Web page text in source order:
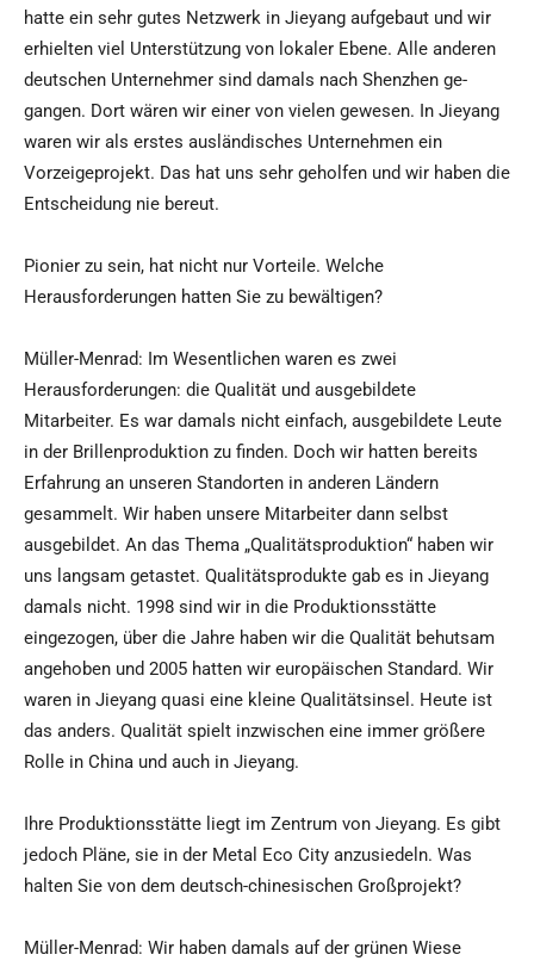
hatte ein sehr gutes Netzwerk in Jieyang aufgebaut und wir
erhielten viel Unterstützung von lokaler Ebene. Alle anderen
deutschen Unternehmer sind damals nach Shenzhen ge-
gangen. Dort wären wir einer von vielen gewesen. In Jieyang
waren wir als erstes ausländisches Unternehmen ein
Vorzeigeprojekt. Das hat uns sehr geholfen und wir haben die
Entscheidung nie bereut.
Pionier zu sein, hat nicht nur Vorteile. Welche
Herausforderungen hatten Sie zu bewältigen?
Müller-Menrad: Im Wesentlichen waren es zwei
Herausforderungen: die Qualität und ausgebildete
Mitarbeiter. Es war damals nicht einfach, ausgebildete Leute
in der Brillenproduktion zu finden. Doch wir hatten bereits
Erfahrung an unseren Standorten in anderen Ländern
gesammelt. Wir haben unsere Mitarbeiter dann selbst
ausgebildet. An das Thema „Qualitätsproduktion“ haben wir
uns langsam getastet. Qualitätsprodukte gab es in Jieyang
damals nicht. 1998 sind wir in die Produktionsstätte
eingezogen, über die Jahre haben wir die Qualität behutsam
angehoben und 2005 hatten wir europäischen Standard. Wir
waren in Jieyang quasi eine kleine Qualitätsinsel. Heute ist
das anders. Qualität spielt inzwischen eine immer größere
Rolle in China und auch in Jieyang.
Ihre Produktionsstätte liegt im Zentrum von Jieyang. Es gibt
jedoch Pläne, sie in der Metal Eco City anzusiedeln. Was
halten Sie von dem deutsch-chinesischen Großprojekt?
Müller-Menrad: Wir haben damals auf der grünen Wiese